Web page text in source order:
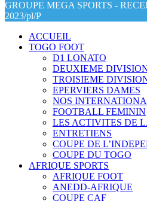
GROUPE MEGA SPORTS -
2023/pl/P
ACCUEIL
TOGO FOOT
D1 LONATO
DEUXIEME
TROISIEME
EPERVIERS DAMES
NOS
FOOTBALL FEMININ
LES ACTIVITES DE
ENTRETIENS
COUPE DE
COUPE DU TOGO
AFRIQUE SPORTS
AFRIQUE FOOT
ANEDD-AFRIQUE
COUPE CAF